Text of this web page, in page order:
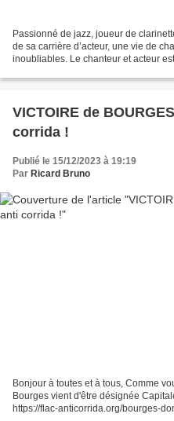
Passionné de jazz, joueur de
de sa carrière d’acteur, une vie de
inoubliables. Le chanteur et acteur
VICTOIRE de
corrida !
Publié le 15/12/2023 à 19:19
Par Ricard Bruno
Bonjour à toutes et à tous, Comme
Bourges vient d'être désignée
https://flac-anticorrida.org/bourges-